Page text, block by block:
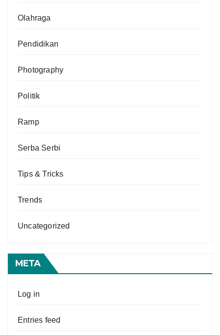
Olahraga
Pendidikan
Photography
Politik
Ramp
Serba Serbi
Tips & Tricks
Trends
Uncategorized
META
Log in
Entries feed